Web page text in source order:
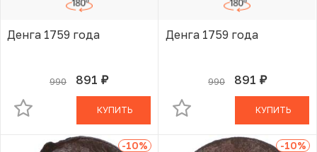
Денга 1759 года
990 891 руб.
В КОРЗИНЕ
КУПИТЬ
Денга 1759 года
990 891 руб.
В КОРЗИНЕ
КУПИТЬ
-10% -10%